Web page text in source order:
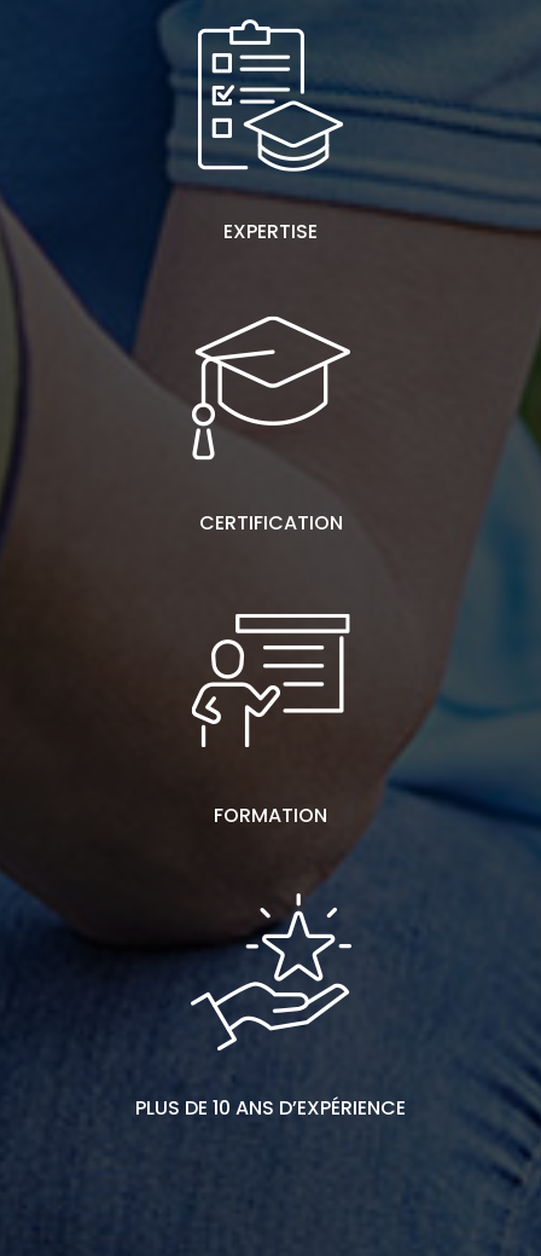
EXPERTISE
CERTIFICATION
FORMATION
PLUS DE 10 ANS D’EXPÉRIENCE